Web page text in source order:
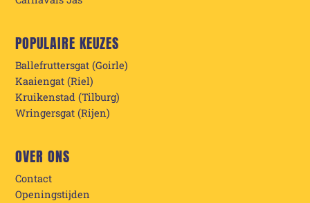
POPULAIRE KEUZES
Ballefruttersgat (Goirle)
Kaaiengat (Riel)
Kruikenstad (Tilburg)
Wringersgat (Rijen)
OVER ONS
Contact
Openingstijden